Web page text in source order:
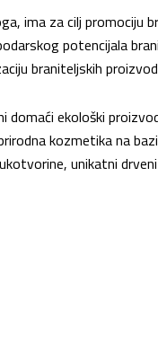
ima za cilj promociju
potencijala
braniteljskih
domaći ekološki
kozmetika na
unikatni